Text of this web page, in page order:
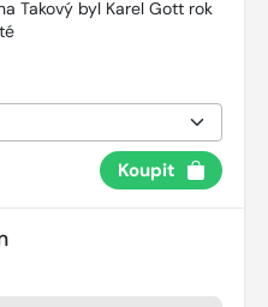
Takový byl Karel Gott rok
Koupit